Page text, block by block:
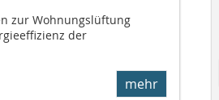
zur Wohnungslüftung
der
mehr